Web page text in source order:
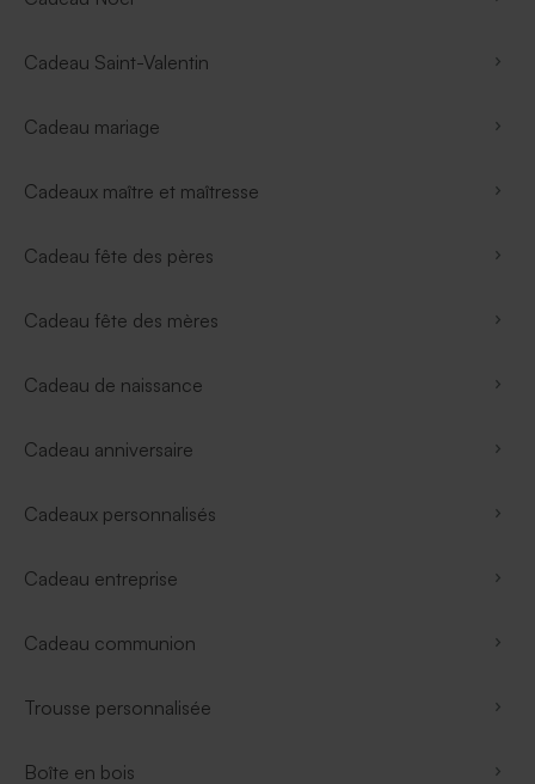
Cadeau Saint-Valentin
Cadeau mariage
Cadeaux maître et maîtresse
Cadeau fête des pères
Cadeau fête des mères
Cadeau de naissance
Cadeau anniversaire
Cadeaux personnalisés
Cadeau entreprise
Cadeau communion
Trousse personnalisée
Boîte en bois